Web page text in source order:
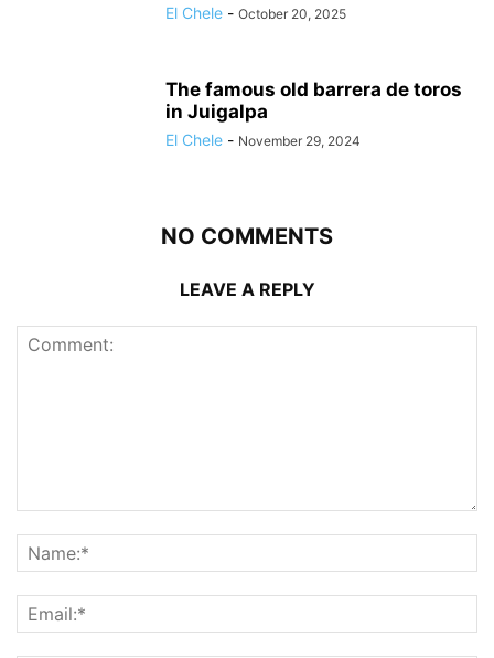
El Chele - October 20, 2025
The famous old barrera de toros
in Juigalpa
El Chele - November 29, 2024
NO COMMENTS
LEAVE A REPLY